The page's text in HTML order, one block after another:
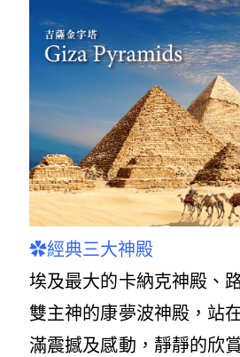
✿經典三大神殿
埃及最大的卡納克神殿、
雙主神的康夢波神殿，站
滿震撼及感動，靜靜的欣